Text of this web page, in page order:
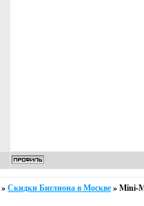
»Скидки Биглиона в Москве»Mini-